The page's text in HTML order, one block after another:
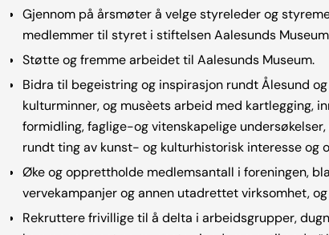
Gjennom på årsmøter å velge styreleder og
medlemmer til styret i stiftelsen Aalesunds
Støtte og fremme arbeidet til Aalesunds Museum.
Bidra til begeistring og inspirasjon rundt Ålesund
kulturminner, og musèets arbeid med kartlegging,
formidling, faglige-og vitenskapelige
rundt ting av kunst- og kulturhistorisk interesse og
Øke og opprettholde medlemsantall i foreningen,
vervekampanjer og annen utadrettet virksomhet,
Rekruttere frivillige til å delta i arbeidsgrupper,